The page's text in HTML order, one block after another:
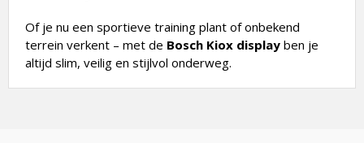
Of je nu een sportieve training plant of onbekend
terrein verkent – met de Bosch Kiox display ben je
altijd slim, veilig en stijlvol onderweg.